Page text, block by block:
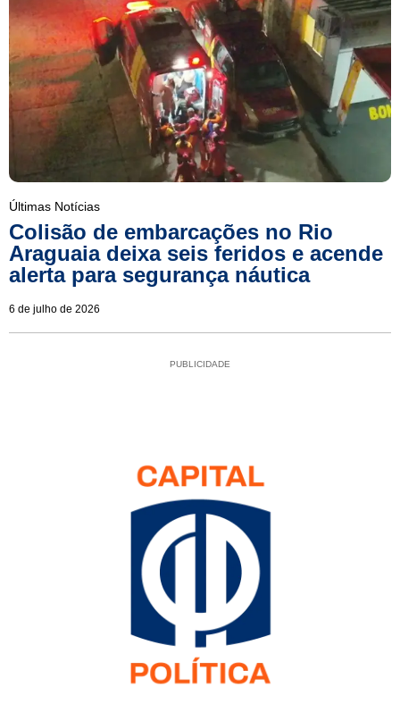
Últimas Notícias
Colisão de embarcações no Rio
Araguaia deixa seis feridos e acende
alerta para segurança náutica
6 de julho de 2026
PUBLICIDADE